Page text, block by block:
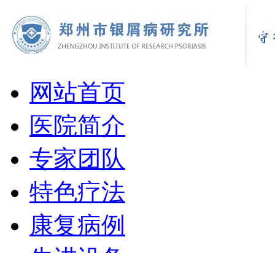
网站首页
医院简介
专家团队
特色疗法
康复病例